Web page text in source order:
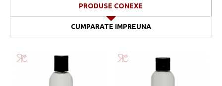
PRODUSE CONEXE
CUMPARATE IMPREUNA